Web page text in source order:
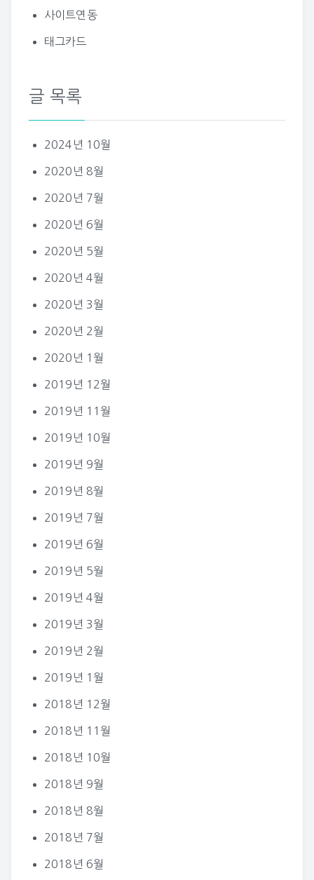
사이트연동
태그카드
글 목록
2024년 10월
2020년 8월
2020년 7월
2020년 6월
2020년 5월
2020년 4월
2020년 3월
2020년 2월
2020년 1월
2019년 12월
2019년 11월
2019년 10월
2019년 9월
2019년 8월
2019년 7월
2019년 6월
2019년 5월
2019년 4월
2019년 3월
2019년 2월
2019년 1월
2018년 12월
2018년 11월
2018년 10월
2018년 9월
2018년 8월
2018년 7월
2018년 6월